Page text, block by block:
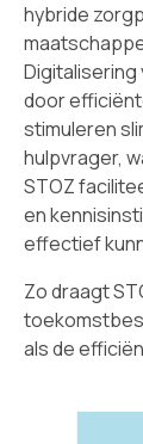
hybride
door
stimuleren
hulpvrager,
STOZ
en
effectief
Zo draagt
als de